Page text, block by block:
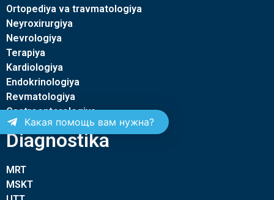
Ortopediya va travmatologiya
Neyroxirurgiya
Nevrologiya
Terapiya
Kardiologiya
Endokrinologiya
Revmatologiya
Gastroenterologiya
Diagnostika
MRT
MSKT
Какая помощь вам нужна?